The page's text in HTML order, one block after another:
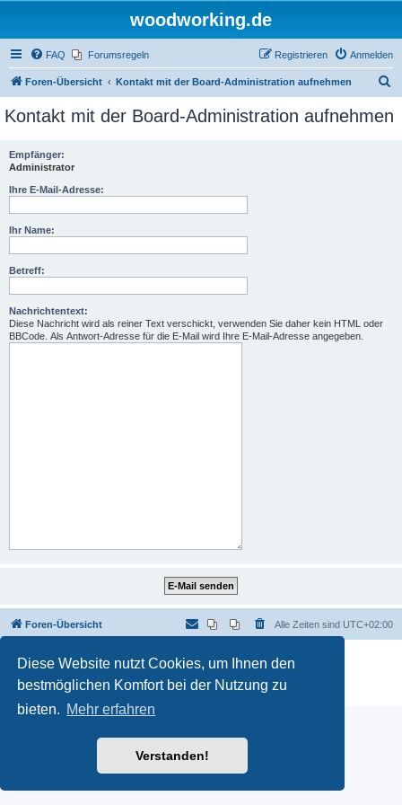
Diese Website nutzt Cookies, um Ihnen den
bestmöglichen Komfort bei der Nutzung zu
bieten. Mehr erfahren
Verstanden!
woodworking.de
FAQ Forumsregeln Anmelden
Registrieren
Foren-Übersicht Kontakt mit der Board-Administration aufnehmen
c
Kontakt mit der Board-Administration aufnehmen
Empfänger:
Administrator
Ihre E-Mail-Adresse:
Ihr Name:
Betreff:
Nachrichtentext:
Diese Nachricht wird als reiner Text verschickt, verwenden Sie daher kein HTML oder
BBCode. Als Antwort-Adresse für die E-Mail wird Ihre E-Mail-Adresse angegeben.
Foren-Übersicht Alle Zeiten sind UTC+02:00
Powered by phpBB
® Forum Software © phpBB Limited
Deutsche Übersetzung durch
Datenschutz|Nutzungsbedingungen